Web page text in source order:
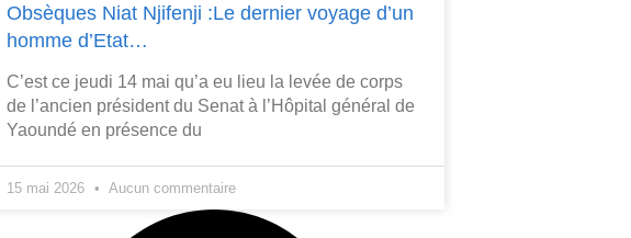
Obsèques Niat Njifenji :Le dernier voyage d’un
homme d’Etat…
C’est ce jeudi 14 mai qu’a eu lieu la levée de corps
de l’ancien président du Senat à l’Hôpital général de
Yaoundé en présence du
15 mai 2026 Aucun commentaire